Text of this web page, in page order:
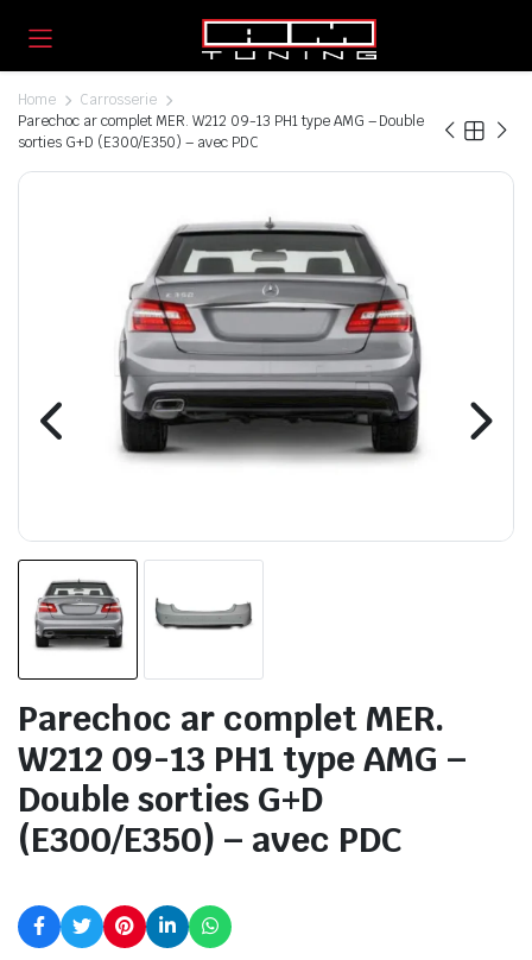
Home
Carrosserie
Parechoc ar complet MER. W212 09-13 PH1 type AMG – Double
sorties G+D (E300/E350) – avec PDC
Parechoc ar complet MER.
W212 09-13 PH1 type AMG –
Double sorties G+D
(E300/E350) – avec PDC